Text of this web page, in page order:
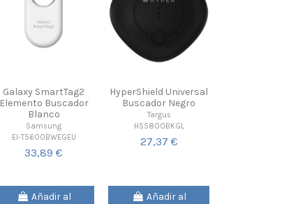
Galaxy SmartTag2
Elemento Buscador
Blanco
Samsung
EI-T5600BWEGEU
33,89 €
Añadir al
HyperShield Universal
Buscador Negro
Targus
HS5800BKGL
27,37 €
Añadir al